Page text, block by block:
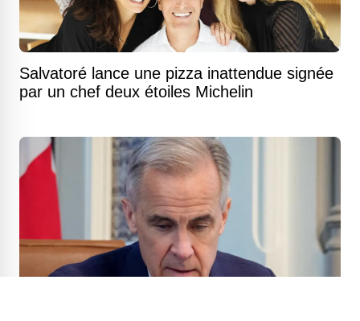
Salvatoré lance une pizza inattendue signée
par un chef deux étoiles Michelin